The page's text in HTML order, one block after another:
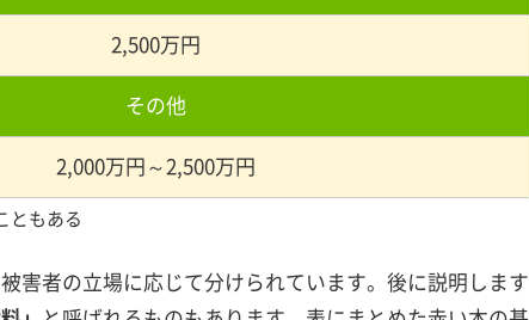
2,500万円
その他
2,000万円～ 2,500万円
ともある
害者の立場に応じて分けられています。後に説明します